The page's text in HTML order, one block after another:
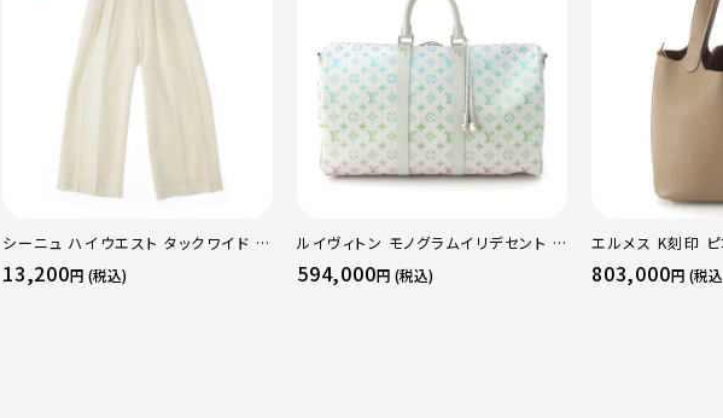
シーニュ ハイウエスト タックワイド パ
ンツ ボトムス オフホワイト 0
13,200円 (税込)
ルイヴィトン モノグラムイリデセント キ
ーポルバンドリエール45 ボストンバッ
グ M13915 マルチカラー
594,000円 (税込)
エルメス K刻印
トリヨン ハンドバ
トゥープ
803,000円 (税